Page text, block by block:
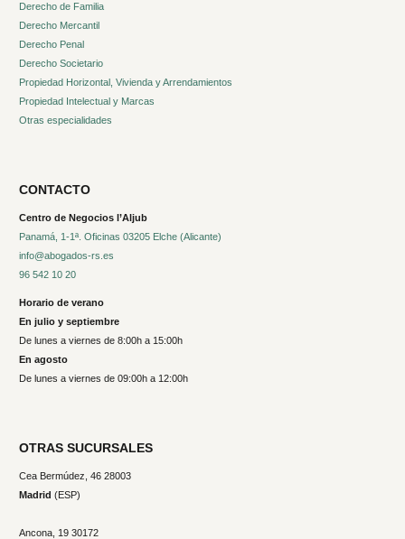
Derecho de Familia
Derecho Mercantil
Derecho Penal
Derecho Societario
Propiedad Horizontal, Vivienda y Arrendamientos
Propiedad Intelectual y Marcas
Otras especialidades
CONTACTO
Centro de Negocios l’Aljub
Panamá, 1-1ª. Oficinas 03205 Elche (Alicante)
info@abogados-rs.es
96 542 10 20
Horario de verano
En julio y septiembre
De lunes a viernes de 8:00h a 15:00h
En agosto
De lunes a viernes de 09:00h a 12:00h
OTRAS SUCURSALES
Cea Bermúdez, 46 28003
Madrid (ESP)
Ancona, 19 30172